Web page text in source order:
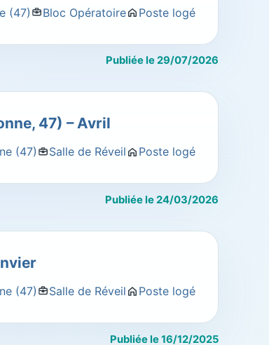
(47) Bloc Opératoire Poste logé
Publiée le 29/07/2026
47) – Avril
(47) Salle de Réveil Poste logé
Publiée le 24/03/2026
(47) Salle de Réveil Poste logé
Publiée le 16/12/2025